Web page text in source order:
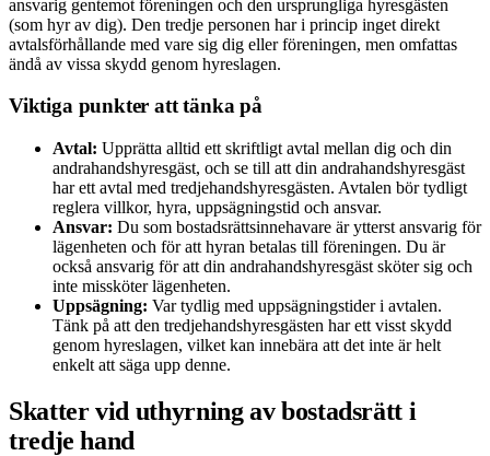
ansvarig gentemot föreningen och den ursprungliga hyresgästen
(som hyr av dig). Den tredje personen har i princip inget direkt
avtalsförhållande med vare sig dig eller föreningen, men omfattas
ändå av vissa skydd genom hyreslagen.
Viktiga punkter att tänka på
Avtal: Upprätta alltid ett skriftligt avtal mellan dig och din
andrahandshyresgäst, och se till att din andrahandshyresgäst
har ett avtal med tredjehandshyresgästen. Avtalen bör tydligt
reglera villkor, hyra, uppsägningstid och ansvar.
Ansvar: Du som bostadsrättsinnehavare är ytterst ansvarig för
lägenheten och för att hyran betalas till föreningen. Du är
också ansvarig för att din andrahandshyresgäst sköter sig och
inte missköter lägenheten.
Uppsägning: Var tydlig med uppsägningstider i avtalen.
Tänk på att den tredjehandshyresgästen har ett visst skydd
genom hyreslagen, vilket kan innebära att det inte är helt
enkelt att säga upp denne.
Skatter vid uthyrning av bostadsrätt i
tredje hand